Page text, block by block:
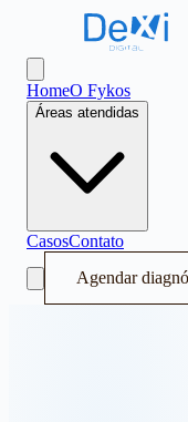
Dexi Digital - Sistema
HomeO Fykos
Áreas atendidas
CasosContato
Agendar